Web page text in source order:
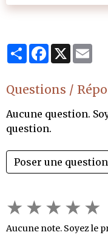
PartagerFacebook
X
Questions /
Aucune question.
question.
Poser une question
★ ★ ★ ★ ★
Aucune note. Soyez le